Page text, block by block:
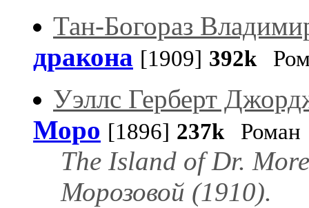
Тан-Богораз
дракона [1909] 392k
Уэллс Герберт
Моро [1896] 237kРоман
The Island of Dr.
Морозовой (1910).